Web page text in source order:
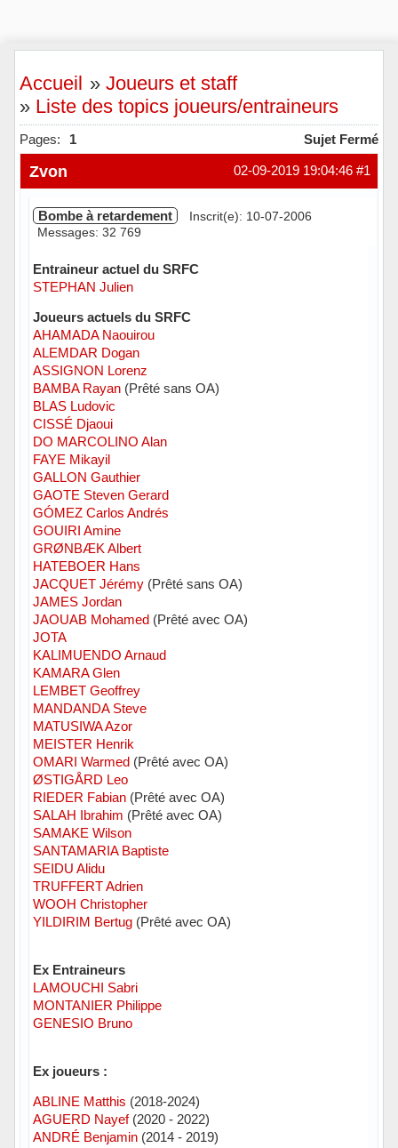
Accueil »Joueurs et staff
» Liste des topics joueurs/entraineurs
Pages: 1 Sujet Fermé
#1
02-09-2019 19:04:46
Zvon
Bombe à retardement
Inscrit(e): 10-07-2006
Messages: 32 769
Entraineur actuel du SRFC
STEPHAN Julien
Joueurs actuels du SRFC
AHAMADA Naouirou
ALEMDAR Dogan
ASSIGNON Lorenz
BAMBA Rayan(Prêté sans OA)
BLAS Ludovic
CISSÉ Djaoui
DO MARCOLINO Alan
FAYE Mikayil
GALLON Gauthier
GAOTE Steven Gerard
GÓMEZ Carlos Andrés
GOUIRI Amine
GRØNBÆK Albert
HATEBOER Hans
JACQUET Jérémy(Prêté sans OA)
JAMES Jordan
JAOUAB Mohamed(Prêté avec OA)
JOTA
KALIMUENDO Arnaud
KAMARA Glen
LEMBET Geoffrey
MANDANDA Steve
MATUSIWA Azor
MEISTER Henrik
OMARI Warmed(Prêté avec OA)
ØSTIGÅRD Leo
RIEDER Fabian(Prêté avec OA)
SALAH Ibrahim (Prêté avec OA)
SAMAKE Wilson
SANTAMARIA Baptiste
SEIDU Alidu
TRUFFERT Adrien
WOOH Christopher
YILDIRIM Bertug(Prêté avec OA)
Ex Entraineurs
LAMOUCHI Sabri
MONTANIER Philippe
GENESIO Bruno
Ex joueurs :
ABLINE Matthis (2018-2024)
AGUERD Nayef(2020 - 2022)
ANDRÉ Benjamin(2014 - 2019)